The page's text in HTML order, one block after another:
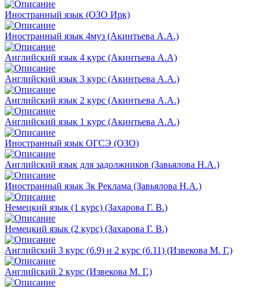
Иностранный язык (ОЗО Ирк)
Иностранный язык 4муз (Акинтьева А.А.)
Английский язык 4 курс (Акинтьева А.А)
Английский язык 3 курс (Акинтьева А.А.)
Английский язык 2 курс (Акинтьева А.А.)
Английский язык 1 курс (Акинтьева А.А.)
Иностранный язык ОГСЭ (ОЗО)
Английский язык для задолжников (Завьялова Н.А.)
Иностранный язык 3к Реклама (Завьялова Н.А.)
Немецкий язык (1 курс) (Захарова Г. В.)
Немецкий язык (2 курс) (Захарова Г. В.)
Английский 3 курс (б.9) и 2 курс (б.11) (Извекова М. Г.)
Английский 2 курс (Извекова М. Г.)